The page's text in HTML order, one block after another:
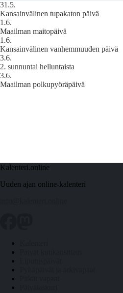
31.5.
Kansainvälinen tupakaton päivä
1.6.
Maailman maitopäivä
1.6.
Kansainvälinen vanhemmuuden päivä
3.6.
2. sunnuntai helluntaista
3.6.
Maailman polkupyöräpäivä
Kalenteri.online
Uuden ajan online-kalenteri